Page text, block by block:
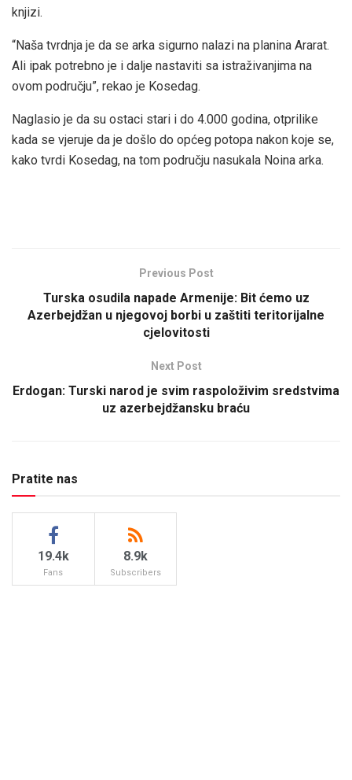
knjizi.
“Naša tvrdnja je da se arka sigurno nalazi na planina Ararat.
Ali ipak potrebno je i dalje nastaviti sa istraživanjima na
ovom području”, rekao je Kosedag.
Naglasio je da su ostaci stari i do 4.000 godina, otprilike
kada se vjeruje da je došlo do općeg potopa nakon koje se,
kako tvrdi Kosedag, na tom području nasukala Noina arka.
Previous Post
Turska osudila napade Armenije: Bit ćemo uz
Azerbejdžan u njegovoj borbi u zaštiti teritorijalne
cjelovitosti
Next Post
Erdogan: Turski narod je svim raspoloživim sredstvima
uz azerbejdžansku braću
Pratite nas
19.4k
Fans
8.9k
Subscribers